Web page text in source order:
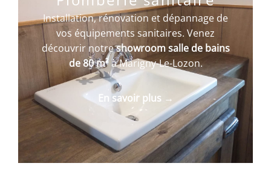
Installation, rénovation et dépannage de
vos équipements sanitaires. Venez
découvrir notreshowroom salle de bains
de 80 m²à Marigny-Le-Lozon.
En savoir plus →